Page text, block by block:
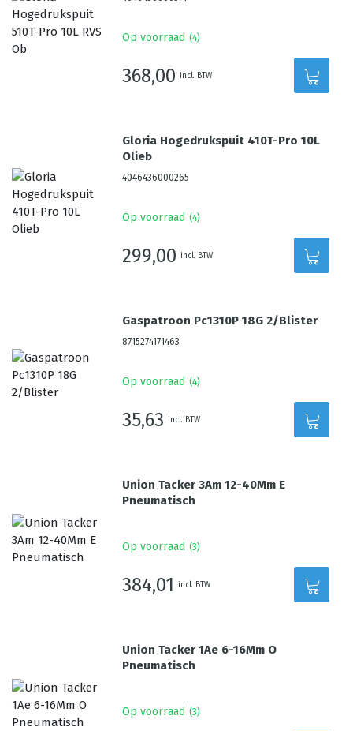
Op voorraad (4)
368,00 incl. BTW
Gloria Hogedrukspuit 410T-Pro 10L
Olieb
4046436000265
Op voorraad (4)
299,00 incl. BTW
Gaspatroon Pc1310P 18G 2/Blister
8715274171463
Op voorraad (4)
35,63 incl. BTW
Union Tacker 3Am 12-40Mm E
Pneumatisch
Op voorraad (3)
384,01 incl. BTW
Union Tacker 1Ae 6-16Mm O
Pneumatisch
Op voorraad (3)